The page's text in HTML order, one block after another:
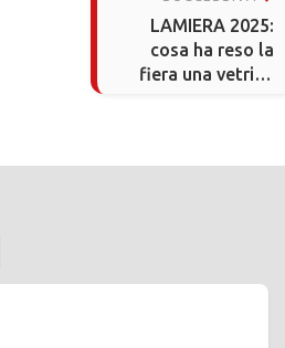
LAMIERA 2025:
cosa ha reso la
fiera una vetrina